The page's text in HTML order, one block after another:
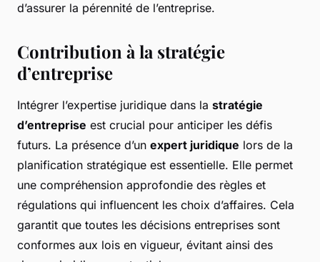
d’assurer la pérennité de l’entreprise.
Contribution à la stratégie
d’entreprise
Intégrer l’expertise juridique dans la stratégie
d’entreprise est crucial pour anticiper les défis
futurs. La présence d’un expert juridique lors de la
planification stratégique est essentielle. Elle permet
une compréhension approfondie des règles et
régulations qui influencent les choix d’affaires. Cela
garantit que toutes les décisions entreprises sont
conformes aux lois en vigueur, évitant ainsi des